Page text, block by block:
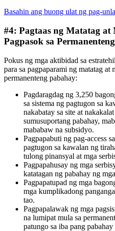
Basahin ang buong ulat ng pag-
#4: Pagtaas ng Matatag at
Pagpasok sa
Pokus ng mga aktibidad sa
para sa pagpaparami ng matatag at
permanenteng pabahay:
Pagdaragdag ng 3,250
sa sistema ng pagtugon sa
nakabatay sa site at
sumusuportang pabahay,
mababaw na subsidyo.
Pagpapabuti ng pag-access
pagtugon sa kawalan ng
tulong pinansyal at mga
Pagpapahusay ng mga
katatagan ng pabahay ng
Pagpapatupad ng mga
mga kumplikadong
tao.
Pagpapalawak ng mga
na lumipat mula sa
patungo sa iba pang